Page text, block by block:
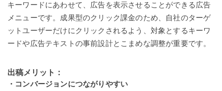
キーワードにあわせて、広告を表示させることができる広告
メニューです。成果型のクリック課金のため、自社のターゲ
ットユーザーだけにクリックされるよう、対象とするキーワ
ードや広告テキストの事前設計とこまめな調整が重要です。
出稿メリット：
・コンバージョンにつながりやすい